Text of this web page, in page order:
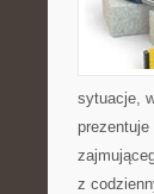
sytuacje,
z